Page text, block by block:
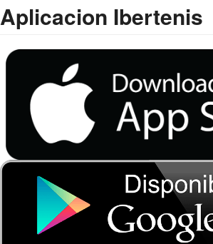
Aplicacion Ibertenis